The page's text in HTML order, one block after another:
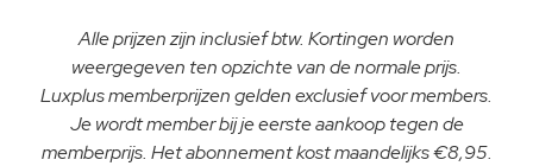
Alle prijzen zijn inclusief btw. Kortingen worden
weergegeven ten opzichte van de normale prijs.
Luxplus memberprijzen gelden exclusief voor members.
Je wordt member bij je eerste aankoop tegen de
memberprijs. Het abonnement kost maandelijks €8,95.